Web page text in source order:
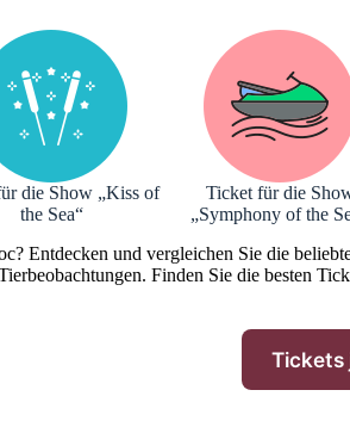
die Show „Kiss of
the Sea“
Ticket für die
„Symphony of the
Entdecken und vergleichen Sie die
Finden Sie die besten
Tickets